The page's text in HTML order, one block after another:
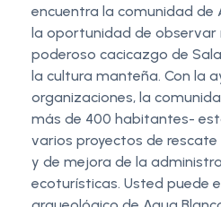
encuentra la comunidad de
la oportunidad de observar
poderoso cacicazgo de
la cultura manteña. Con la
organizaciones, la
más de 400 habitantes-
varios proyectos de
y de mejora de la
ecoturísticas. Usted puede